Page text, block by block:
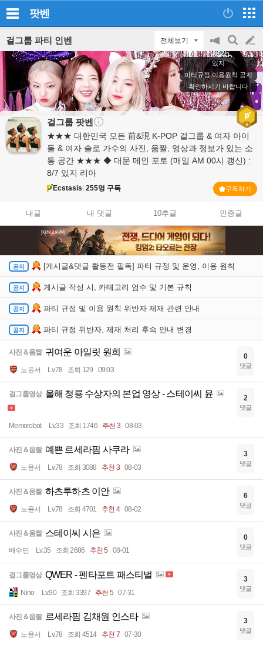
팟벤
걸그룹 파티 인벤 전체보기
공
지
on/off
검
색
글
쓰
기
있지
파티규정,이용원칙 공지
확인하시기 바랍니다
걸그룹 팟벤
Ecstasis 255명 구독
★★★ 대한민국 모든 前&現 K-POP 걸그룹 & 여자 아이
돌 & 여자 솔로 가수의 사진, 움짤, 영상과 정보가 있는 소
통 공간 ★★★ ◆ 대문 메인 포토 (매일 AM 00시 갱신) :
8/7 있지 리아
구독하기
내글 내 댓글 10추글 인증글
[게시글&댓글 활동전 필독] 파티 규정 및 운영, 이용 원칙
게시글 작성 시, 카테고리 엄수 및 기본 규칙
파티 규정 및 이용 원칙 위반자 제재 관련 안내
파티 규정 위반자, 제재 처리 후속 안내 변경
사진＆움짤 귀여운 아일릿 원희
노윤서 Lv.78 조회 129 09:03
0
댓글
걸그룹영상 올해 청룡 수상자의 본업 영상 - 스테이씨 윤
Memorobot Lv.33 조회 1746 추천 3 08-03
2
댓글
사진＆움짤 예쁜 르세라핌 사쿠라
노윤서 Lv.78 조회 3088 추천 3 08-03
3
댓글
사진＆움짤 하츠투하츠 이안
노윤서 Lv.78 조회 4701 추천 4 08-02
6
댓글
사진＆움짤 스테이씨 시은
배수민 Lv.35 조회 2686 추천 5 08-01
0
댓글
걸그룹영상 QWER - 펜타포트 패스티벌
Nino Lv.90 조회 3397 추천 5 07-31
3
댓글
사진＆움짤 르세라핌 김채원 인스타
노윤서 Lv.78 조회 4514 추천 7 07-30
3
댓글